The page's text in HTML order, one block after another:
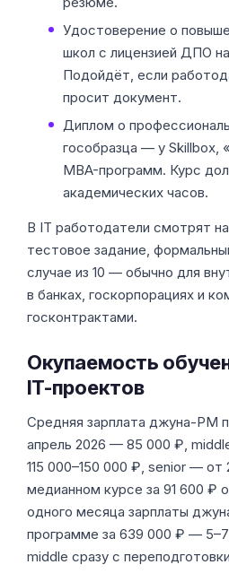
Удостоверение о
школ с лицензией ДПО
Подойдёт, если
просит документ.
Диплом о
гособразца — у Skillbox, «
MBA-программ. Курс
академических часов.
В IT работодатели смотрят
тестовое задание,
случае из 10 — обычно для
в банках, госкорпорациях и
госконтрактами.
Окупаемость
IT-проектов
Средняя зарплата джуна-PM
апрель 2026 — 85 000 ₽,
115 000–150 000 ₽, senior —
медианном курсе за 91 600 ₽
одного месяца зарплаты
программе за 639 000 ₽ — 5–7
middle сразу с